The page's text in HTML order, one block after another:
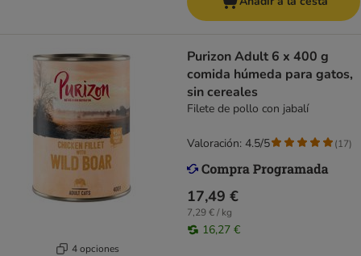
4 opciones
Purizon Adult 6 x 400 g
comida húmeda para gatos,
sin cereales
Filete de pollo con jabalí
17,49 €
7,29 € / kg
16,27 €
Valoración: 4.5/5 (17)